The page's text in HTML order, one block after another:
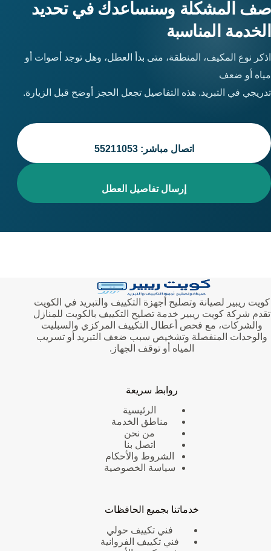
صف المشكلة وسنساعدك في تحديد
الخدمة المناسبة
اذكر نوع المكيف، المنطقة، متى بدأ العطل، وهل توجد أصوات أو
مياه أو ضعف
تدريجي في التبريد. هذه التفاصيل تجعل الحجز أوضح قبل الزيارة.
اتصال مباشر: 55211053
إرسال تفاصيل العطل
كويت ريبير لصيانة وتصليح أجهزة التكييف والتبريد في الكويت
تقدم شركة كويت ريبير خدمة تصليح التكييف بالكويت للمنازل
والشركات، مع فحص أعطال التكييف المركزي والسبليت
والوحدات المنفصلة وتشخيص سبب ضعف التبريد أو تسريب
المياه أو توقف الجهاز.
روابط سريعة
الرئيسية
مناطق الخدمة
من نحن
اتصل بنا
الشروط والأحكام
سياسة الخصوصية
خدماتنا بجميع الحافظات
فني تكييف حولي
فني تكييف الفروانية